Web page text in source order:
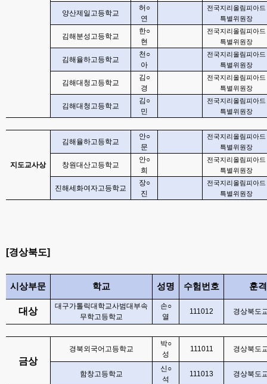
양산제일고등학교
허 ○
연
전국지리올림피아드
특별위원장
김해분성고등학교
한○
현
전국지리올림피아드
특별위원장
김해율하고등학교
천○
아
전국지리올림피아드
특별위원장
김해대청고등학교
김 ○
경
전국지리올림피아드
특별위원장
김해대청고등학교
김 ○
민
전국지리올림피아드
특별위원장
지도교사상
김해율하고등학교
안○
문
전국지리올림피아드
특별위원장
창원대산고등학교
안○
희
전국지리올림피아드
특별위원장
진해세화여자고등학교
장○
진
전국지리올림피아드
특별위원장
[경상북도]
시상부문 학교 성명 수험번호 훈격
대상
대구가톨릭대학교사범대부속
무학고등학교
손○
열
111012 경상북도
금상
경북외국어고등학교
박○
성
111011 경상북도
함창고등학교
신○
석
111013 경상북도